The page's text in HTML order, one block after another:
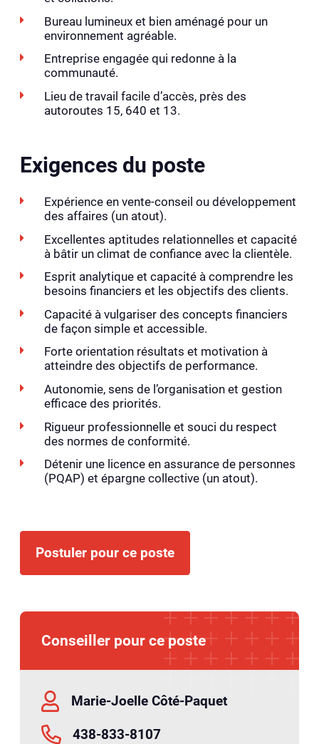
Bureau lumineux et bien aménagé pour un
environnement agréable.
Entreprise engagée qui redonne à la
communauté.
Lieu de travail facile d’accès, près des
autoroutes 15, 640 et 13.
Exigences du poste
Expérience en vente-conseil ou développement
des affaires (un atout).
Excellentes aptitudes relationnelles et capacité
à bâtir un climat de confiance avec la clientèle.
Esprit analytique et capacité à comprendre les
besoins financiers et les objectifs des clients.
Capacité à vulgariser des concepts financiers
de façon simple et accessible.
Forte orientation résultats et motivation à
atteindre des objectifs de performance.
Autonomie, sens de l’organisation et gestion
efficace des priorités.
Rigueur professionnelle et souci du respect
des normes de conformité.
Détenir une licence en assurance de personnes
(PQAP) et épargne collective (un atout).
Postuler pour ce poste
Conseiller pour ce poste
Marie-Joelle Côté-Paquet
438-833-8107